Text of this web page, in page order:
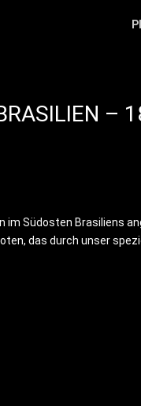
–
im Südosten Brasiliens
das durch unser